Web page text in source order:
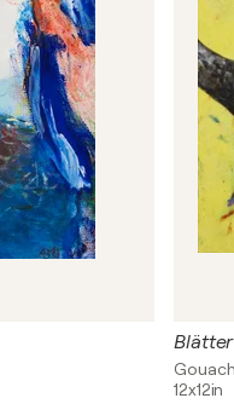
12x12in